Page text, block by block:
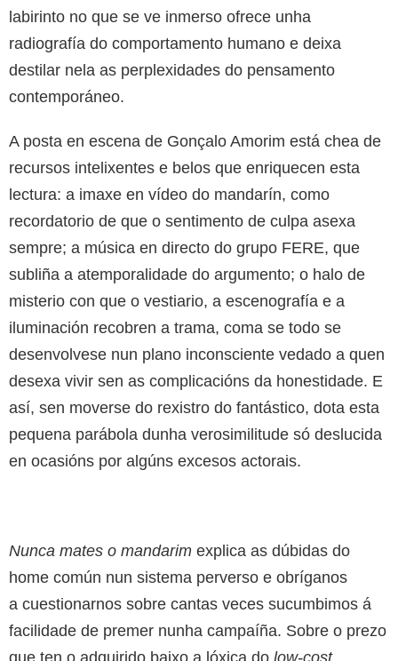
labirinto no que se ve inmerso ofrece unha
radiografía do comportamento humano e deixa
destilar nela as perplexidades do pensamento
contemporáneo.
A posta en escena de Gonçalo Amorim está chea de
recursos intelixentes e belos que enriquecen esta
lectura: a imaxe en vídeo do mandarín, como
recordatorio de que o sentimento de culpa asexa
sempre; a música en directo do grupo FERE, que
subliña a atemporalidade do argumento; o halo de
misterio con que o vestiario, a escenografía e a
iluminación recobren a trama, coma se todo se
desenvolvese nun plano inconsciente vedado a quen
desexa vivir sen as complicacións da honestidade. E
así, sen moverse do rexistro do fantástico, dota esta
pequena parábola dunha verosimilitude só deslucida
en ocasións por algúns excesos actorais.
Nunca mates o mandarim explica as dúbidas do
home común nun sistema perverso e obríganos
a cuestionarnos sobre cantas veces sucumbimos á
facilidade de premer nunha campaíña. Sobre o prezo
que ten o adquirido baixo a lóxica do low-cost.